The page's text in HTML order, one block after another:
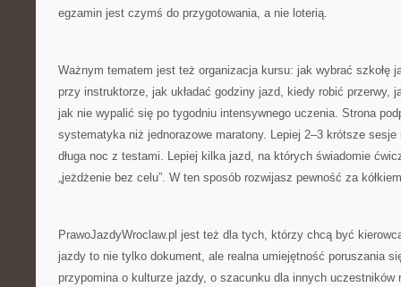
egzamin jest czymś do przygotowania, a nie loterią.
Ważnym tematem jest też organizacja kursu: jak wybrać szkołę
przy instruktorze, jak układać godziny jazd, kiedy robić przerwy,
jak nie wypalić się po tygodniu intensywnego uczenia. Strona
systematyka niż jednorazowe maratony. Lepiej 2–3 krótsze
długa noc z testami. Lepiej kilka jazd, na których świadomie
„jeżdżenie bez celu”. W ten sposób rozwijasz pewność za
PrawoJazdyWroclaw.pl jest też dla tych, którzy chcą być
jazdy to nie tylko dokument, ale realna umiejętność poruszania
przypomina o kulturze jazdy, o szacunku dla innych uczestników